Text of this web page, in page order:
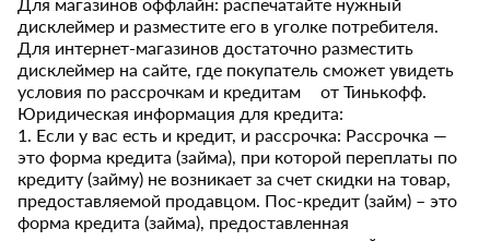
дисклеймер и разместите его в уголке потребителя.
Для интернет-магазинов достаточно разместить
дисклеймер на сайте, где покупатель сможет увидеть
условия по рассрочкам и кредитам от Тинькофф.
Юридическая информация для кредита:
1. Если у вас есть и кредит, и рассрочка: Рассрочка —
это форма кредита (займа), при которой переплаты по
кредиту (займу) не возникает за счет скидки на товар,
предоставляемой продавцом. Пос-кредит (займ) – это
форма кредита (займа), предоставленная